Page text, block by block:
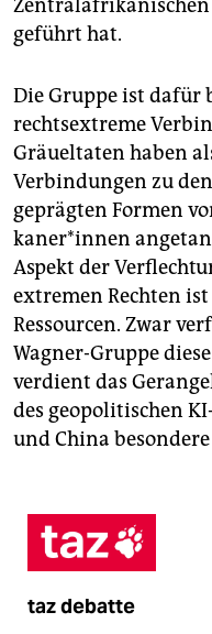
geführt hat.
Die Gruppe ist dafür
rechtsextreme
Gräueltaten haben
Verbindungen zu
geprägten Formen
ka­ne­r*in­nen
Aspekt der
extremen Rechten
Ressourcen. Zwar
Wagner-Gruppe
verdient das
des geopolitischen
und China
taz debatte